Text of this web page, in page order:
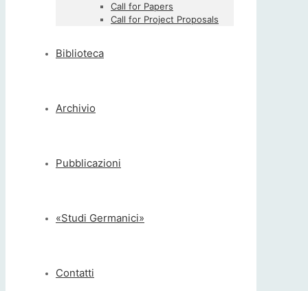
Call for Papers
Call for Project Proposals
Biblioteca
Archivio
Pubblicazioni
«Studi Germanici»
Contatti